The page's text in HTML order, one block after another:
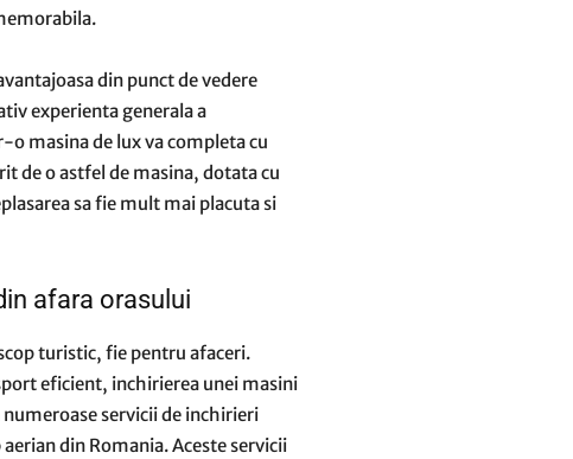
din punct de vedere
experienta generala a
masina de lux va completa cu
de o astfel de masina, dotata cu
sa fie mult mai placuta si
afara orasului
turistic, fie pentru afaceri.
eficient, inchirierea unei masini
servicii de inchirieri
din Romania. Aceste servicii